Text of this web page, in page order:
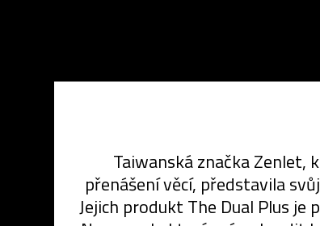
Taiwanská značka Zenlet,
přenášení věcí, představila
Jejich produkt The Dual Plus